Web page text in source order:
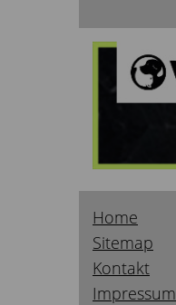
Home
Sitemap
Kontakt
Impressum